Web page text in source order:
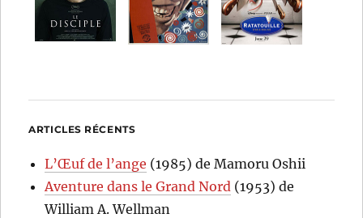
ARTICLES RÉCENTS
L’Œuf de l’ange (1985) de Mamoru Oshii
Aventure dans le Grand Nord (1953) de
William A. Wellman